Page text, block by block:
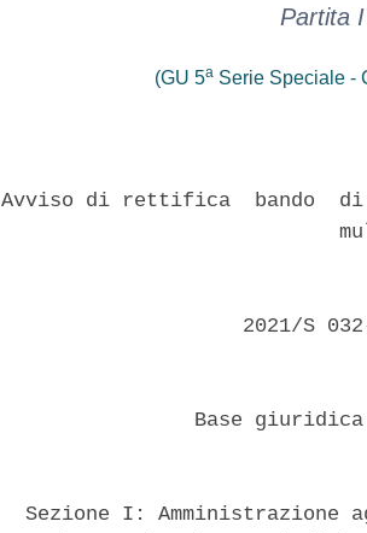
Partita
(GU 5a Serie Speciale -
Avviso di rettifica  bando
2021/S
Base
Sezione I: Amministrazione